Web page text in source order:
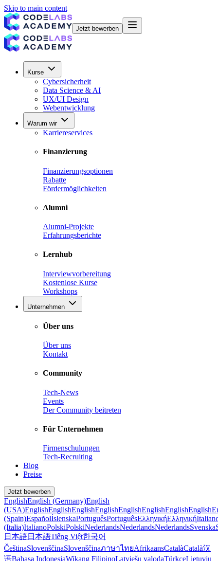
Skip to main content
Jetzt bewerben
Kurse
Cybersicherheit
Data Science & AI
UX/UI Design
Webentwicklung
Warum wir
Karriereservices
Finanzierung
Finanzierungsoptionen
Rabatte
Fördermöglichkeiten
Alumni
Alumni-Projekte
Erfahrungsberichte
Lernhub
Interviewvorbereitung
Kostenlose Kurse
Workshops
Unternehmen
Über uns
Über uns
Kontakt
Community
Tech-News
Events
Der Community beitreten
Für Unternehmen
Firmenschulungen
Tech-Recruiting
Blog
Preise
Jetzt bewerben
EnglishEnglish (Germany)English
(USA)EnglishEnglishEnglishEnglishEnglishEnglishEnglishEnglish
(Spain)EspañolÍslenskaPortuguêsPortuguêsΕλληνικήΕλληνική
(Italia)ItalianoPolskiPolskiNederlandsNederlandsNederlandsSvenska
日本語日本語Tiếng Việt한국어
ČeštinaSlovenščinaSlovenščinaภาษาไทยAfrikaansCatalàCatalà汉
语Bahasa IndonesiaWikang FilipinoLatviešu valodaTürkçeLietuvių